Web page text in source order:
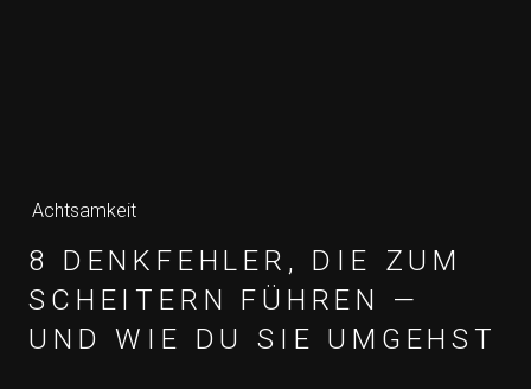
Achtsamkeit
8 DENKFEHLER, DIE ZUM
SCHEITERN FÜHREN —
UND WIE DU SIE UMGEHST